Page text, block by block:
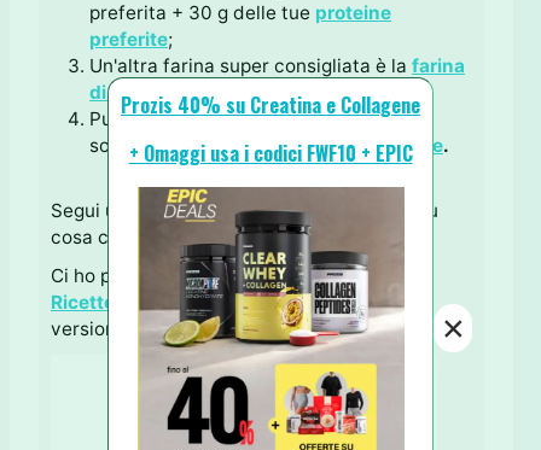
preferita + 30 g delle tue proteine
preferite;
Un'altra farina super consigliata è la farina
di castagne;
Puoi usare più uova se preferisci,
sostituendone 1 per ogni 50 g di albume.
Segui una Dieta Proteicama non hai idee su
cosa cucinare?
Ci ho pensato io per Te ♥ con l'ebook
Ricette Proteiche"(disponibile anche in
versione cartacea).
Prozis 40% su Creatina e Collagene
+ Omaggi usa i codici FWF10 + EPIC
×